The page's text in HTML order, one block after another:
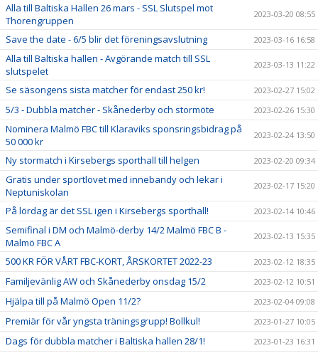
Alla till Baltiska Hallen 26 mars - SSL Slutspel mot
Thorengruppen
2023-03-20 08:55
Save the date - 6/5 blir det föreningsavslutning 2023-03-16 16:58
Alla till Baltiska hallen - Avgörande match till SSL
slutspelet
2023-03-13 11:22
Se säsongens sista matcher för endast 250 kr! 2023-02-27 15:02
5/3 - Dubbla matcher - Skånederby och stormöte 2023-02-26 15:30
Nominera Malmö FBC till Klaraviks sponsringsbidrag på
50 000 kr
2023-02-24 13:50
Ny stormatch i Kirsebergs sporthall till helgen 2023-02-20 09:34
Gratis under sportlovet med innebandy och lekar i
Neptuniskolan
2023-02-17 15:20
På lördag är det SSL igen i Kirsebergs sporthall! 2023-02-14 10:46
Semifinal i DM och Malmö-derby 14/2 Malmö FBC B -
Malmö FBC A
2023-02-13 15:35
500 KR FÖR VÅRT FBC-KORT, ÅRSKORTET 2022-23 2023-02-12 18:35
Familjevänlig AW och Skånederby onsdag 15/2 2023-02-12 10:51
Hjälpa till på Malmö Open 11/2? 2023-02-04 09:08
Premiär för vår yngsta träningsgrupp! Bollkul! 2023-01-27 10:05
Dags för dubbla matcher i Baltiska hallen 28/1! 2023-01-23 16:31